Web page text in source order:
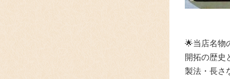
🌟当店名物
開拓の歴史
製法・長さ